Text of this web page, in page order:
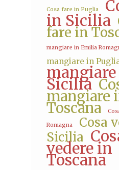
Cosa fare in Puglia
in Sicilia
fare in
mangiare in Emilia
mangiare in
Sicilia
mangiare
Toscana
Romagna
Cosa
Sicilia
vedere in
Toscana